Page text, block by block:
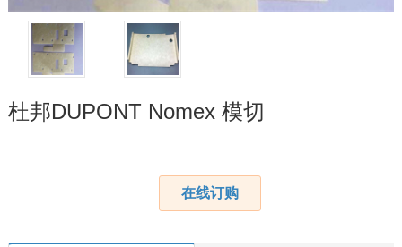
杜邦DUPONT Nomex 模切
在线订购